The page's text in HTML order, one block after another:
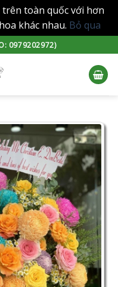
toàn quốc với hơn
khác nhau. Bỏ qua
0979202972)